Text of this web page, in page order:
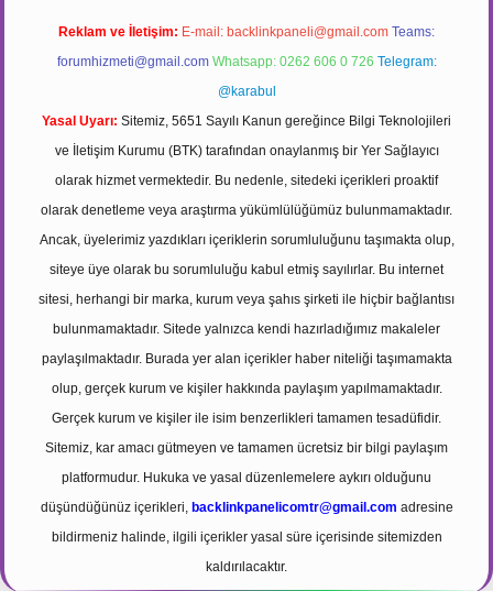
Reklam ve İletişim: E-mail: backlinkpaneli@gmail.com Teams:
forumhizmeti@gmail.com Whatsapp: 0262 606 0 726 Telegram:
@karabul
Yasal Uyarı: Sitemiz, 5651 Sayılı Kanun gereğince Bilgi Teknolojileri
ve İletişim Kurumu (BTK) tarafından onaylanmış bir Yer Sağlayıcı
olarak hizmet vermektedir. Bu nedenle, sitedeki içerikleri proaktif
olarak denetleme veya araştırma yükümlülüğümüz bulunmamaktadır.
Ancak, üyelerimiz yazdıkları içeriklerin sorumluluğunu taşımakta olup,
siteye üye olarak bu sorumluluğu kabul etmiş sayılırlar. Bu internet
sitesi, herhangi bir marka, kurum veya şahıs şirketi ile hiçbir bağlantısı
bulunmamaktadır. Sitede yalnızca kendi hazırladığımız makaleler
paylaşılmaktadır. Burada yer alan içerikler haber niteliği taşımamakta
olup, gerçek kurum ve kişiler hakkında paylaşım yapılmamaktadır.
Gerçek kurum ve kişiler ile isim benzerlikleri tamamen tesadüfidir.
Sitemiz, kar amacı gütmeyen ve tamamen ücretsiz bir bilgi paylaşım
platformudur. Hukuka ve yasal düzenlemelere aykırı olduğunu
düşündüğünüz içerikleri, backlinkpanelicomtr@gmail.com adresine
bildirmeniz halinde, ilgili içerikler yasal süre içerisinde sitemizden
kaldırılacaktır.